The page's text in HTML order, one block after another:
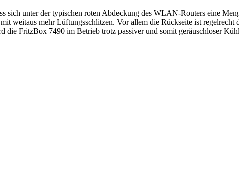
sich unter der typischen roten Abdeckung des WLAN-Routers eine
weitaus mehr Lüftungsschlitzen. Vor allem die Rückseite ist
die FritzBox 7490 im Betrieb trotz passiver und somit geräuschloser